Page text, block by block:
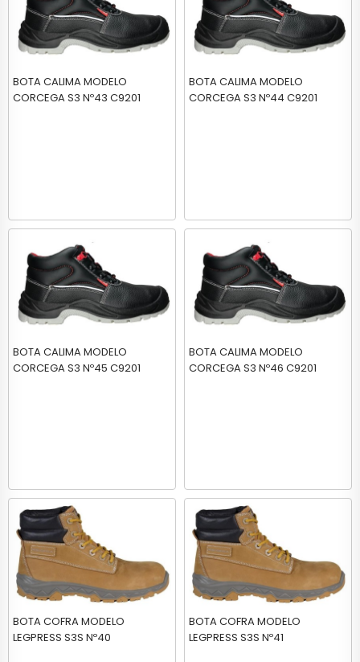
BOTA CALIMA MODELO
CORCEGA S3 Nº43 C9201
BOTA CALIMA MODELO
CORCEGA S3 Nº44 C9201
BOTA CALIMA MODELO
CORCEGA S3 Nº45 C9201
BOTA CALIMA MODELO
CORCEGA S3 Nº46 C9201
BOTA COFRA MODELO
LEGPRESS S3S Nº40
BOTA COFRA MODELO
LEGPRESS S3S Nº41